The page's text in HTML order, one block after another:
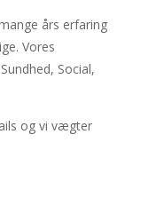
års erfaring
Vores
Social,
og vi vægter